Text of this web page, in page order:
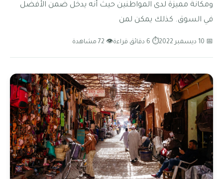
ومكانة مميزة لدى المواطنين حيث أنه يدخل ضمن الأفضل
في السوق. كذلك يمكن لمن
📅 10 ديسمبر 2022 ⏱ 6 دقائق قراءة 👁 72 مشاهدة